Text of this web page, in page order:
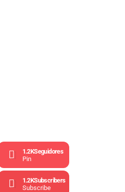
1.2KSeguidores
Pin
1.2KSubscribers
Subscribe